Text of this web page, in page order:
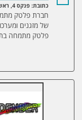
כתובת: פנקס 4, ראשון לציון
חברת פלטק
של מזגנים
פלטק מתמחה